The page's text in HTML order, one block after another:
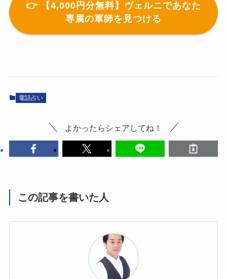
👉 【4,000円分無料】ヴェルニであなた
専属の軍師を見つける
電話占い
よかったらシェアしてね！
この記事を書いた人